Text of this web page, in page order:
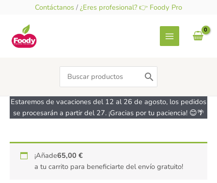
contenido
Contáctanos / ¿Eres profesional? 👉 Foody Pro
Search
for:
Estaremos de vacaciones del 12 al 26 de agosto, los pedidos
se procesarán a partir del 27. ¡Gracias por tu paciencia! 😊🌴
¡Añade65,00€
a tu carrito para beneficiarte del envío gratuito!